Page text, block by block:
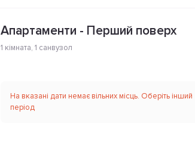
Апартаменти - Перший поверх
1 кімната, 1 санвузол
На вказані дати немає вільних місць. Оберіть інший
період